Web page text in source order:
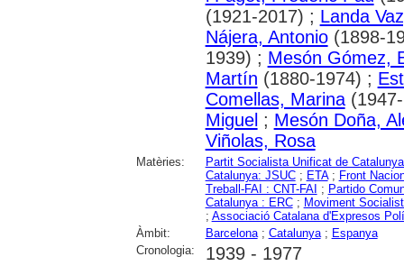
(1921-2017) ; Landa
Nájera, Antonio(1898-
1939) ; Mesón Gómez,
Martín (1880-1974) ;
Comellas, Marina
Miguel ; Mesón Doña,
Viñolas, Rosa
Matèries:
Partit Socialista Unificat de
Catalunya: JSUC; ETA; Front
Treball-FAI : CNT-FAI ; Partido
Catalunya : ERC; Moviment
; Associació Catalana d'Expresos
Àmbit:
Barcelona; Catalunya; Espanya
Cronologia:
1939 - 1977